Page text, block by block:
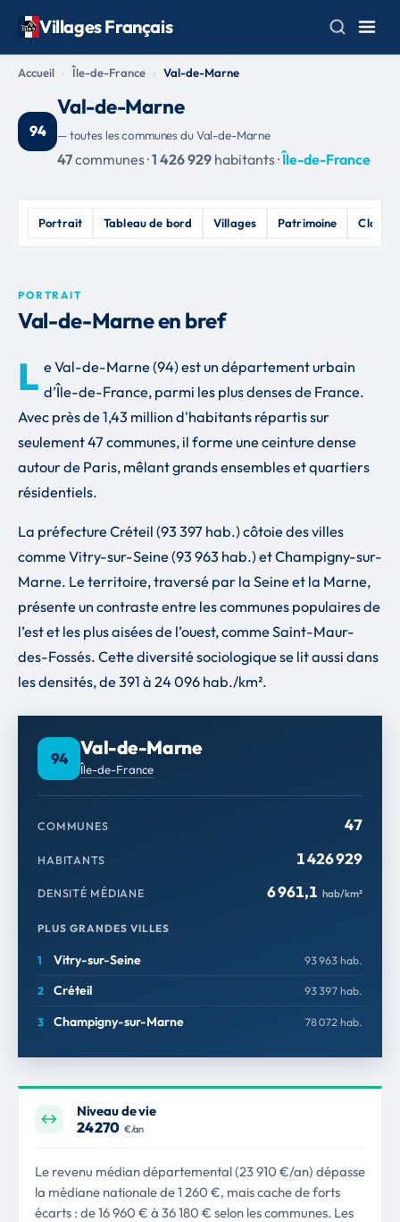
Villages Français
Accueil Île-de-France Val-de-Marne
94
Val-de-Marne
— toutes les communes du Val-de-Marne
47communes ·1 426 929 habitants ·Île-de-France
Portrait Tableau de bord Villages Patrimoine
PORTRAIT
Val-de-Marne en bref
L e Val-de-Marne (94) est un département urbain
d’Île-de-France, parmi les plus denses de France.
Avec près de 1,43 million d'habitants répartis sur
seulement 47 communes, il forme une ceinture dense
autour de Paris, mêlant grands ensembles et quartiers
résidentiels.
La préfecture Créteil (93 397 hab.) côtoie des villes
comme Vitry-sur-Seine (93 963 hab.) et Champigny-sur-
Marne. Le territoire, traversé par la Seine et la Marne,
présente un contraste entre les communes populaires de
l’est et les plus aisées de l’ouest, comme Saint-Maur-
des-Fossés. Cette diversité sociologique se lit aussi dans
les densités, de 391 à 24 096 hab./km².
94 Val-de-Marne
Île-de-France
COMMUNES 47
HABITANTS 1 426 929
DENSITÉ MÉDIANE 6 961,1 hab/km²
PLUS GRANDES VILLES
Vitry-sur-Seine 93 963 hab.
Créteil 93 397 hab.
Champigny-sur-Marne 78 072 hab.
Niveau de vie
24 270 €/an
Le revenu médian départemental (23 910 €/an) dépasse
la médiane nationale de 1 260 €, mais cache de forts
écarts : de 16 960 € à 36 180 € selon les communes. Les